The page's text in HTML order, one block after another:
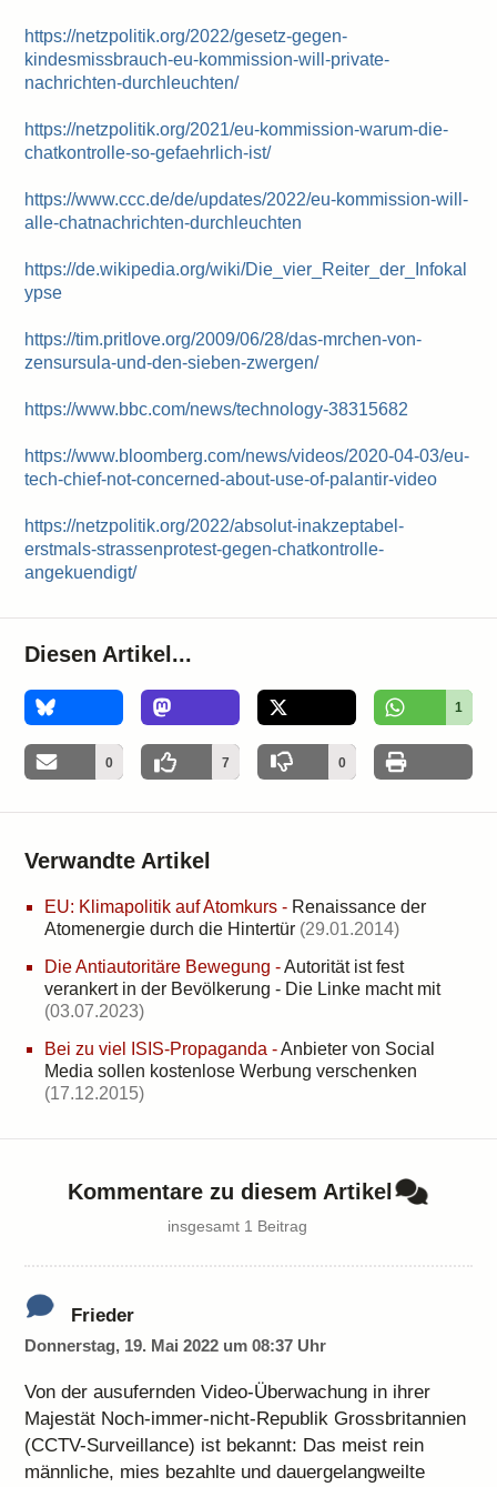
https://netzpolitik.org/2022/gesetz-gegen-
kindesmissbrauch-eu-kommission-will-private-
nachrichten-durchleuchten/
https://netzpolitik.org/2021/eu-kommission-warum-die-
chatkontrolle-so-gefaehrlich-ist/
https://www.ccc.de/de/updates/2022/eu-kommission-will-
alle-chatnachrichten-durchleuchten
https://de.wikipedia.org/wiki/Die_vier_Reiter_der_Infokal
ypse
https://tim.pritlove.org/2009/06/28/das-mrchen-von-
zensursula-und-den-sieben-zwergen/
https://www.bbc.com/news/technology-38315682
https://www.bloomberg.com/news/videos/2020-04-03/eu-
tech-chief-not-concerned-about-use-of-palantir-video
https://netzpolitik.org/2022/absolut-inakzeptabel-
erstmals-strassenprotest-gegen-chatkontrolle-
angekuendigt/
Diesen Artikel...
1
0 7 0
Verwandte Artikel
EU: Klimapolitik auf Atomkurs - Renaissance der
Atomenergie durch die Hintertür (29.01.2014)
Die Antiautoritäre Bewegung -Autorität ist fest
verankert in der Bevölkerung - Die Linke macht mit
(03.07.2023)
Bei zu viel ISIS-Propaganda -Anbieter von Social
Media sollen kostenlose Werbung verschenken
(17.12.2015)
Kommentare zu diesem Artikel
insgesamt 1 Beitrag
Frieder
Donnerstag, 19. Mai 2022 um 08:37 Uhr
Von der ausufernden Video-Überwachung in ihrer
Majestät Noch-immer-nicht-Republik Grossbritannien
(CCTV-Surveillance) ist bekannt: Das meist rein
männliche, mies bezahlte und dauergelangweilte